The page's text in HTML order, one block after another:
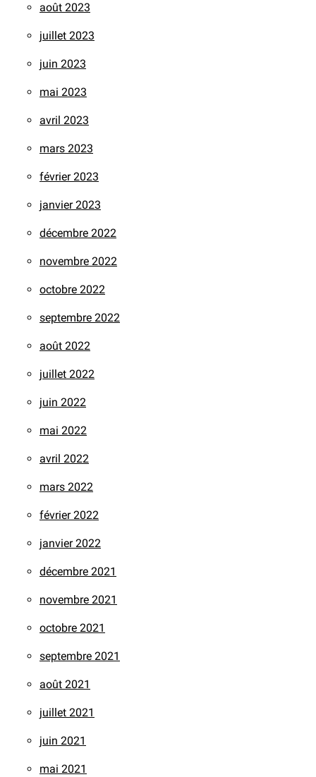
août 2023
juillet 2023
juin 2023
mai 2023
avril 2023
mars 2023
février 2023
janvier 2023
décembre 2022
novembre 2022
octobre 2022
septembre 2022
août 2022
juillet 2022
juin 2022
mai 2022
avril 2022
mars 2022
février 2022
janvier 2022
décembre 2021
novembre 2021
octobre 2021
septembre 2021
août 2021
juillet 2021
juin 2021
mai 2021